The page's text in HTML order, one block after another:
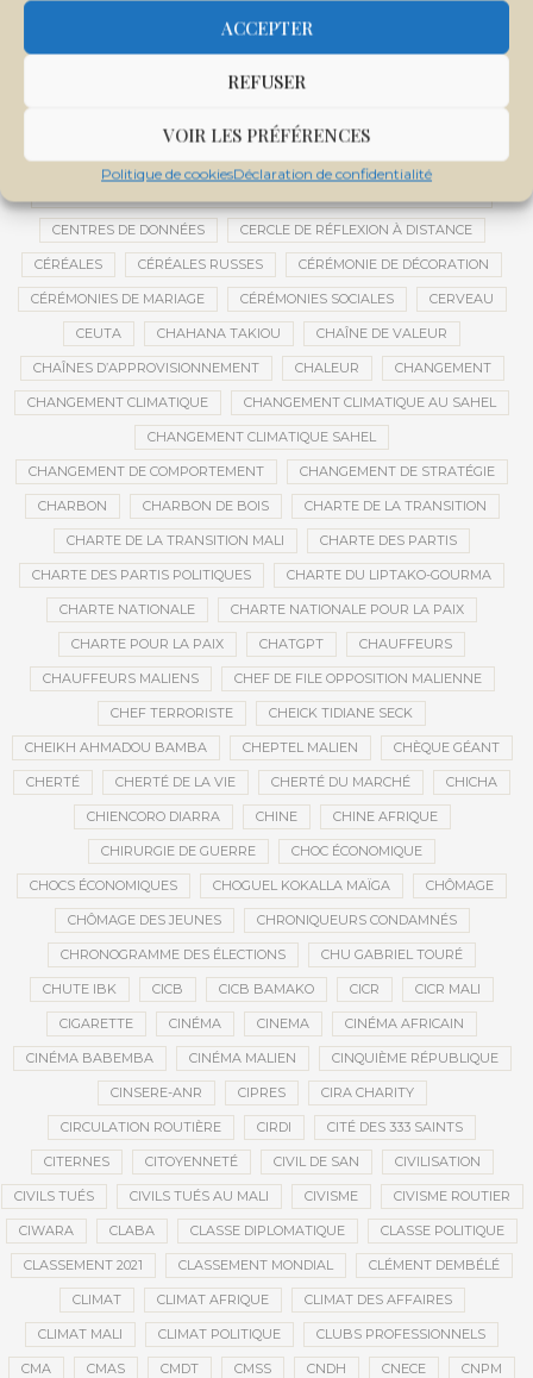
ACCEPTER
REFUSER
VOIR LES PRÉFÉRENCES
Politique de cookiesDéclaration de confidentialité
CENTRALE SOLAIRE DE SANANKOROBA
CENTRE D'INTELLIGENCE ARTIFICIELLE
CENTRE DE SANTÉ COMMUNAUTAIRE
CENTRE INTERNATIONAL DE CONFÉRENCES DE BAMAKO
CENTRE MALI
CENTRES DE DONNÉES CERCLE DE RÉFLEXION À DISTANCE
CÉRÉALES CÉRÉALES RUSSES CÉRÉMONIE DE DÉCORATION
CÉRÉMONIES DE MARIAGE CÉRÉMONIES SOCIALES CERVEAU
CEUTA CHAHANA TAKIOU CHAÎNE DE VALEUR
CHAÎNES D’APPROVISIONNEMENT CHALEUR CHANGEMENT
CHANGEMENT CLIMATIQUE CHANGEMENT CLIMATIQUE AU SAHEL
CHANGEMENT CLIMATIQUE SAHEL
CHANGEMENT DE COMPORTEMENT CHANGEMENT DE STRATÉGIE
CHARBON CHARBON DE BOIS CHARTE DE LA TRANSITION
CHARTE DE LA TRANSITION MALI CHARTE DES PARTIS
CHARTE DES PARTIS POLITIQUES CHARTE DU LIPTAKO-GOURMA
CHARTE NATIONALE CHARTE NATIONALE POUR LA PAIX
CHARTE POUR LA PAIX CHATGPT CHAUFFEURS
CHAUFFEURS MALIENS CHEF DE FILE OPPOSITION MALIENNE
CHEF TERRORISTE CHEICK TIDIANE SECK
CHEIKH AHMADOU BAMBA CHEPTEL MALIEN CHÈQUE GÉANT
CHERTÉ CHERTÉ DE LA VIE CHERTÉ DU MARCHÉ CHICHA
CHIENCORO DIARRA CHINE CHINE AFRIQUE
CHIRURGIE DE GUERRE CHOC ÉCONOMIQUE
CHOCS ÉCONOMIQUES CHOGUEL KOKALLA MAÏGA CHÔMAGE
CHÔMAGE DES JEUNES CHRONIQUEURS CONDAMNÉS
CHRONOGRAMME DES ÉLECTIONS CHU GABRIEL TOURÉ
CHUTE IBK CICB CICB BAMAKO CICR CICR MALI
CIGARETTE CINÉMA CINEMA CINÉMA AFRICAIN
CINÉMA BABEMBA CINÉMA MALIEN CINQUIÈME RÉPUBLIQUE
CINSERE-ANR CIPRES CIRA CHARITY
CIRCULATION ROUTIÈRE CIRDI CITÉ DES 333 SAINTS
CITERNES CITOYENNETÉ CIVIL DE SAN CIVILISATION
CIVILS TUÉS CIVILS TUÉS AU MALI CIVISME CIVISME ROUTIER
CIWARA CLABA CLASSE DIPLOMATIQUE CLASSE POLITIQUE
CLASSEMENT 2021 CLASSEMENT MONDIAL CLÉMENT DEMBÉLÉ
CLIMAT CLIMAT AFRIQUE CLIMAT DES AFFAIRES
CLIMAT MALI CLIMAT POLITIQUE CLUBS PROFESSIONNELS
CMA CMAS CMDT CMSS CNDH CNECE CNPM